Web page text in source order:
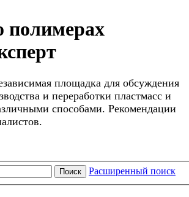
полимерах
площадка для обсуждения
и переработки пластмасс и
способами. Рекомендации
Поиск Расширенный поиск